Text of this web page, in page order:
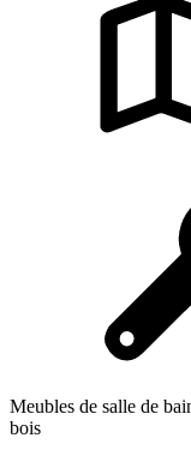
Meubles de salle de
bois